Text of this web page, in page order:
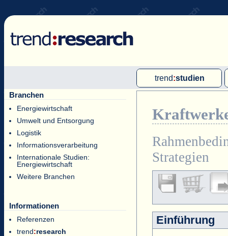
trend:studien
Single-Client-Studien
Branchen
Energiewirtschaft
Umwelt und Entsorgung
Logistik
Informationsverarbeitung
Internationale Studien:
Energiewirtschaft
Weitere Branchen
Informationen
Referenzen
trend:research
Strategien
Einführung